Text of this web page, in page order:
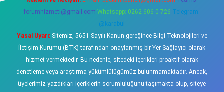
forumhizmeti@gmail.com Whatsapp: 0262 606 0 726 Telegram:
@karabul
Yasal Uyarı:Sitemiz, 5651 Sayılı Kanun gereğince Bilgi Teknolojileri ve
İletişim Kurumu (BTK) tarafından onaylanmış bir Yer Sağlayıcı olarak
hizmet vermektedir. Bu nedenle, sitedeki içerikleri proaktif olarak
denetleme veya araştırma yükümlülüğümüz bulunmamaktadır. Ancak,
üyelerimiz yazdıkları içeriklerin sorumluluğunu taşımakta olup, siteye